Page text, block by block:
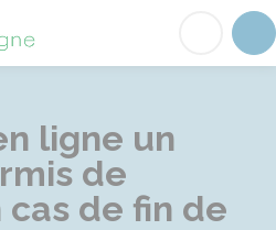
Angeac-Champagne
ligne un
de
de fin de